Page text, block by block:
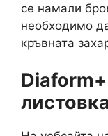
се намали
необходимо
кръвната